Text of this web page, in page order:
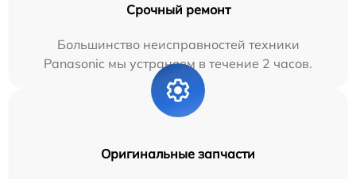
Срочный ремонт
Большинство неисправностей техники
Panasonic мы устраняем в течение 2 часов.
Оригинальные запчасти